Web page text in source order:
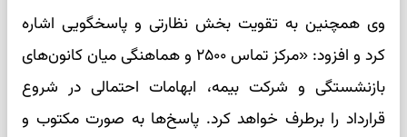
وی همچنین به تقویت بخش نظارتی و پاسخگویی اشاره
کرد و افزود: «مرکز تماس ۲۵۰۰ و هماهنگی میان کانون‌های
بازنشستگی و شرکت بیمه، ابهامات احتمالی در شروع
قرارداد را برطرف خواهد کرد. پاسخ‌ها به صورت مکتوب و